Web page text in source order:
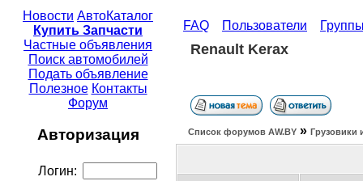
Новости АвтоКаталог
Купить Запчасти
Частные объявления
Поиск автомобилей
Подать объявление
Полезное Контакты
Форум
Авторизация
Логин:
FAQ Пользователи
Renault Kerax
Список форумов АW.BY » Грузовики